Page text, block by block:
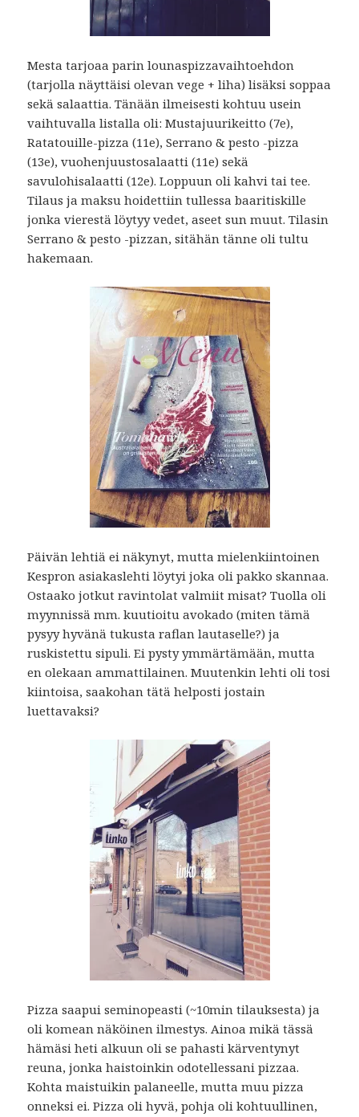
Mesta tarjoaa parin lounaspizzavaihtoehdon
(tarjolla näyttäisi olevan vege + liha) lisäksi soppaa
sekä salaattia. Tänään ilmeisesti kohtuu usein
vaihtuvalla listalla oli: Mustajuurikeitto (7e),
Ratatouille-pizza (11e), Serrano & pesto -pizza
(13e), vuohenjuustosalaatti (11e) sekä
savulohisalaatti (12e). Loppuun oli kahvi tai tee.
Tilaus ja maksu hoidettiin tullessa baaritiskille
jonka vierestä löytyy vedet, aseet sun muut. Tilasin
Serrano & pesto -pizzan, sitähän tänne oli tultu
hakemaan.
Päivän lehtiä ei näkynyt, mutta mielenkiintoinen
Kespron asiakaslehti löytyi joka oli pakko skannaa.
Ostaako jotkut ravintolat valmiit misat? Tuolla oli
myynnissä mm. kuutioitu avokado (miten tämä
pysyy hyvänä tukusta raflan lautaselle?) ja
ruskistettu sipuli. Ei pysty ymmärtämään, mutta
en olekaan ammattilainen. Muutenkin lehti oli tosi
kiintoisa, saakohan tätä helposti jostain
luettavaksi?
Pizza saapui seminopeasti (~10min tilauksesta) ja
oli komean näköinen ilmestys. Ainoa mikä tässä
hämäsi heti alkuun oli se pahasti kärventynyt
reuna, jonka haistoinkin odotellessani pizzaa.
Kohta maistuikin palaneelle, mutta muu pizza
onneksi ei. Pizza oli hyvä, pohja oli kohtuullinen,